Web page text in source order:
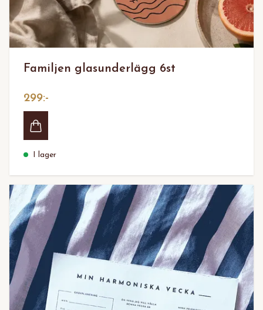
Familjen glasunderlägg 6st
299:-
I lager